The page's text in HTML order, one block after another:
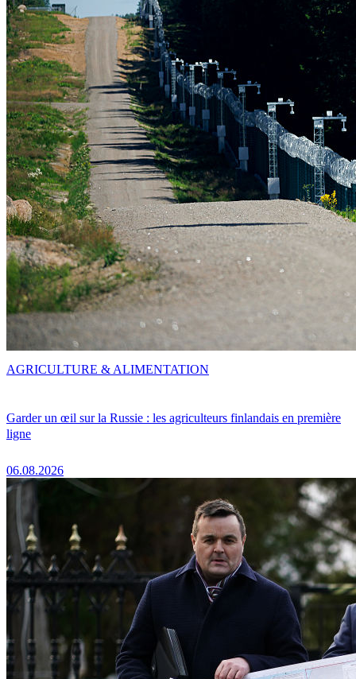
Garder un œil sur la Russie : les agriculteurs finlandais en première
ligne
06.08.2026
AGRICULTURE & ALIMENTATION